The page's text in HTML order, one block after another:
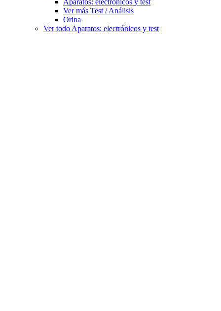
Aparatos: electrónicos y test
Ver más Test / Análisis
Orina
Ver todo Aparatos: electrónicos y test